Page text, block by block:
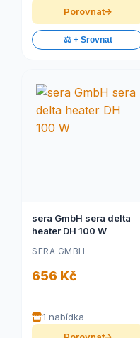
Porovnat
⚖️ + Srovnat
sera GmbH sera delta
heater DH 100 W
SERA GMBH
656 Kč
1 nabídka